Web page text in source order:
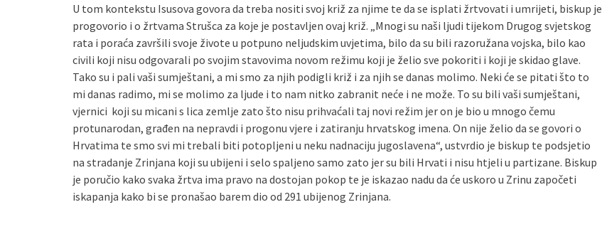
U tom kontekstu Isusova govora da treba nositi svoj križ za njime te da se isplati žrtvovati i umrijeti, biskup je
progovorio i o žrtvama Strušca za koje je postavljen ovaj križ. „Mnogi su naši ljudi tijekom Drugog svjetskog
rata i poraća završili svoje živote u potpuno neljudskim uvjetima, bilo da su bili razoružana vojska, bilo kao
civili koji nisu odgovarali po svojim stavovima novom režimu koji je želio sve pokoriti i koji je skidao glave.
Tako su i pali vaši sumještani, a mi smo za njih podigli križ i za njih se danas molimo. Neki će se pitati što to
mi danas radimo, mi se molimo za ljude i to nam nitko zabranit neće i ne može. To su bili vaši sumještani,
vjernici koji su micani s lica zemlje zato što nisu prihvaćali taj novi režim jer on je bio u mnogo čemu
protunarodan, građen na nepravdi i progonu vjere i zatiranju hrvatskog imena. On nije želio da se govori o
Hrvatima te smo svi mi trebali biti potopljeni u neku nadnaciju jugoslavena“, ustvrdio je biskup te podsjetio
na stradanje Zrinjana koji su ubijeni i selo spaljeno samo zato jer su bili Hrvati i nisu htjeli u partizane. Biskup
je poručio kako svaka žrtva ima pravo na dostojan pokop te je iskazao nadu da će uskoro u Zrinu započeti
iskapanja kako bi se pronašao barem dio od 291 ubijenog Zrinjana.